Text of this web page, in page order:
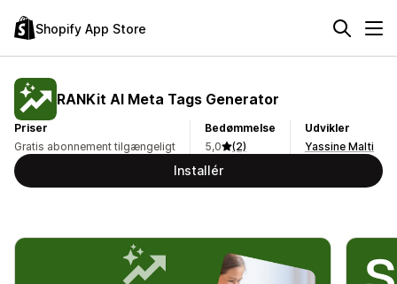
Shopify App Store
RANKit AI Meta Tags Generator
Priser
Gratis abonnement tilgængeligt
Bedømmelse
5,0
(2)
Udvikler
Yassine Malti
Installér